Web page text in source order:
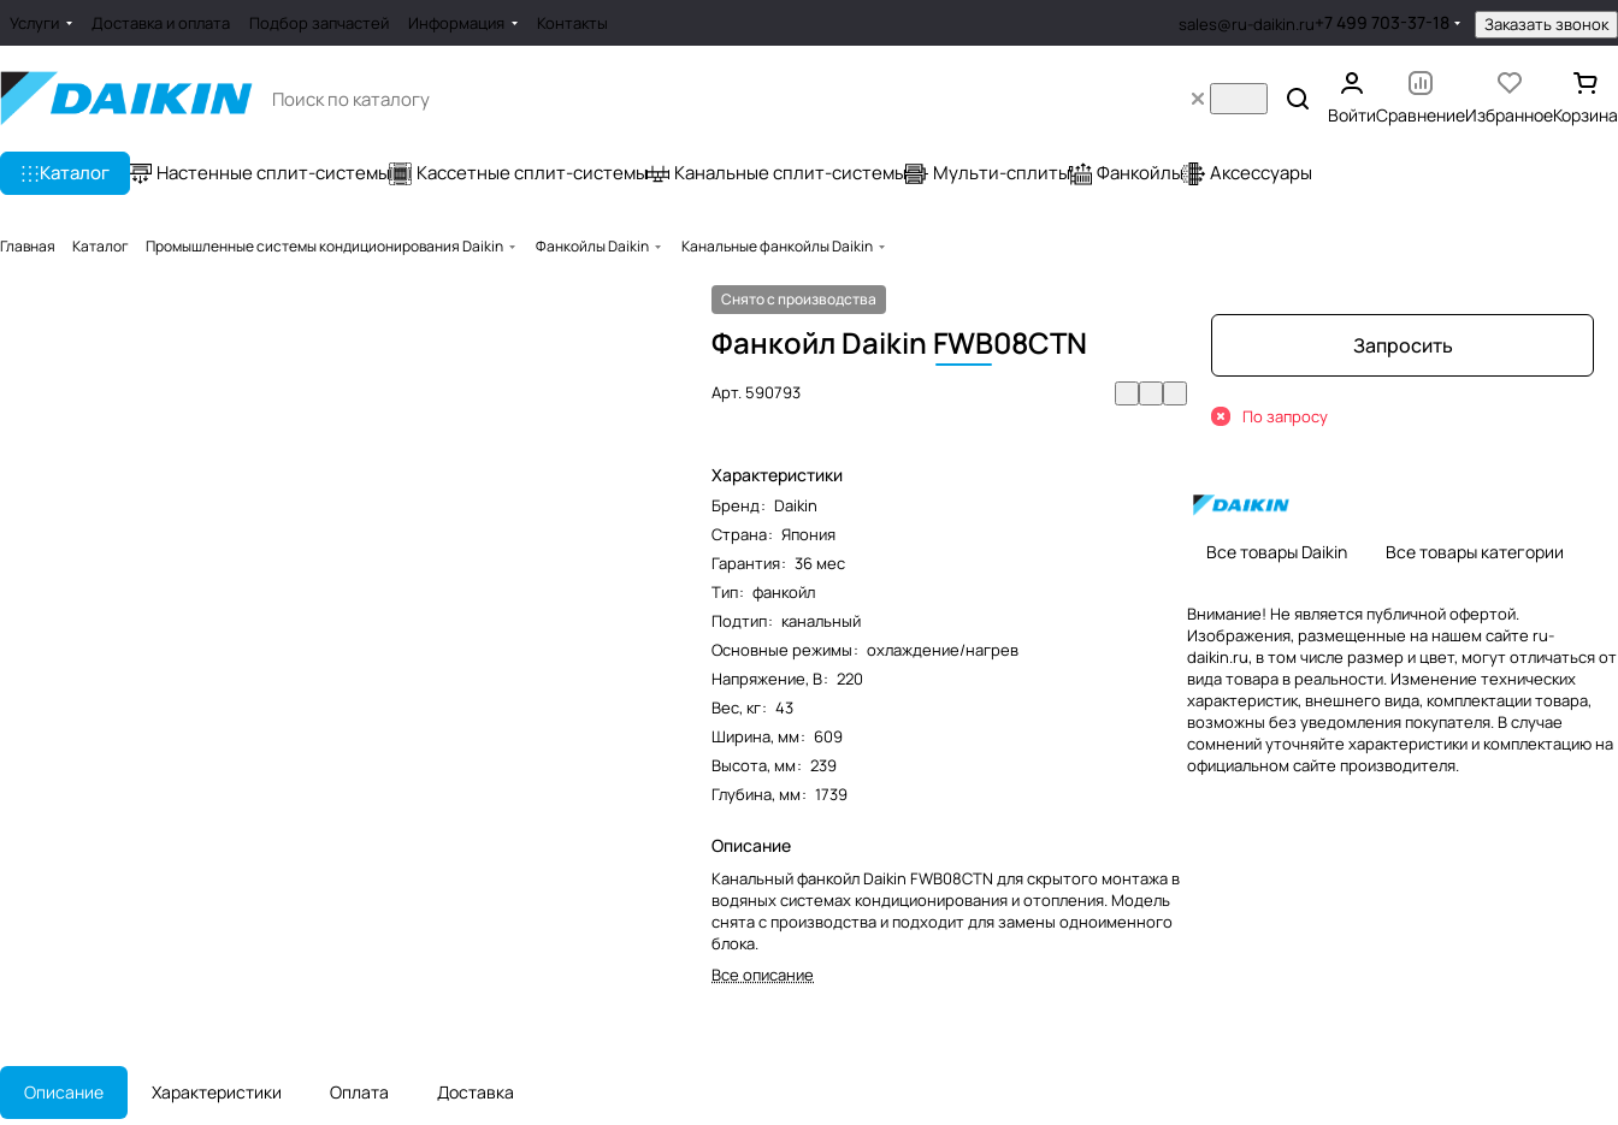
Услуги Доставка и оплата Подбор запчастей Информация Контакты sales@ru-daikin.ru+7 499 703-37-18 Заказать звонок
ВойтиСравнениеИзбранноеКорзина
Каталог Настенные сплит-системы Кассетные сплит-системы Канальные сплит-системы Мульти-сплиты Фанкойлы Аксессуары
Главная Каталог Промышленные системы кондиционирования Daikin Фанкойлы Daikin Канальные фанкойлы Daikin
Снято с производства
Фанкойл Daikin FWB08CTN
Арт. 590793
Характеристики
Бренд: Daikin
Страна: Япония
Гарантия: 36 мес
Тип: фанкойл
Подтип: канальный
Основные режимы: охлаждение/нагрев
Напряжение, В: 220
Вес, кг: 43
Ширина, мм: 609
Высота, мм: 239
Глубина, мм: 1739
Описание
Канальный фанкойл Daikin FWB08CTN для скрытого монтажа в
водяных системах кондиционирования и отопления. Модель
снята с производства и подходит для замены одноименного
блока.
Все описание
Запросить
По запросу
Все товары Daikin Все товары категории
Внимание! Не является публичной офертой.
Изображения, размещенные на нашем сайте ru-
daikin.ru, в том числе размер и цвет, могут отличаться от
вида товара в реальности. Изменение технических
характеристик, внешнего вида, комплектации товара,
возможны без уведомления покупателя. В случае
сомнений уточняйте характеристики и комплектацию на
официальном сайте производителя.
Описание Характеристики Оплата Доставка